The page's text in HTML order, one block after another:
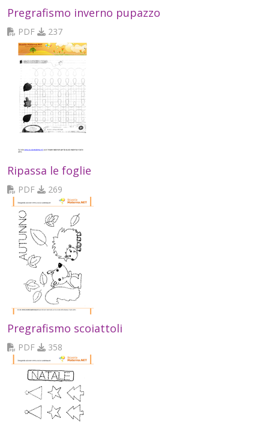
Pregrafismo inverno pupazzo
PDF 237
Ripassa le foglie
PDF 269
Pregrafismo scoiattoli
PDF 358